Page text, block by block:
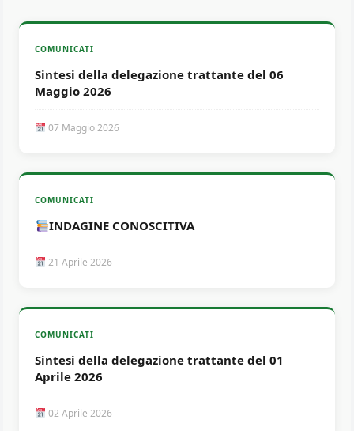
COMUNICATI
Sintesi della delegazione trattante del 06
Maggio 2026
07 Maggio 2026
COMUNICATI
INDAGINE CONOSCITIVA
21 Aprile 2026
COMUNICATI
Sintesi della delegazione trattante del 01
Aprile 2026
02 Aprile 2026